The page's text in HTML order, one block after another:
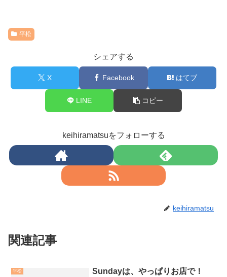
平松
シェアする
X Facebook はてブ
LINE コピー
keihiramatsuをフォローする
keihiramatsu
関連記事
平松 Sundayは、やっぱりお店で！